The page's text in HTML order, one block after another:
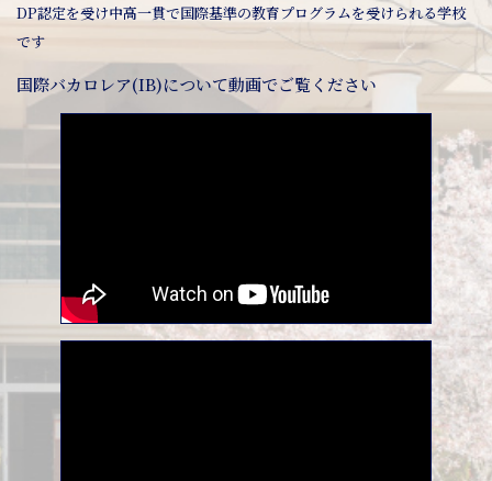
DP認定を受け中高一貫で国際基準の教育プログラムを受けられる学校
です
国際バカロレア(IB)について動画でご覧ください